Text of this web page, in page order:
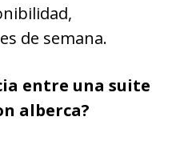
de semana.
entre una suite
alberca?